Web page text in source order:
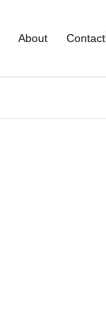
About Contact